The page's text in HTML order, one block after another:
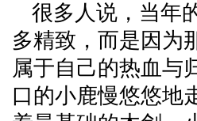
很多人说，当年
多精致，而是因为
属于自己的热血与
口的小鹿慢悠悠地